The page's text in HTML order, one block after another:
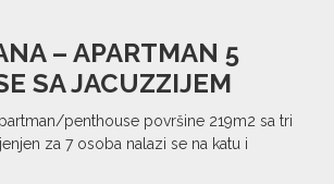
– APARTMAN 5
SA JACUZZIJEM
penthouse površine 219m2 sa tri
za 7 osoba nalazi se na katu i